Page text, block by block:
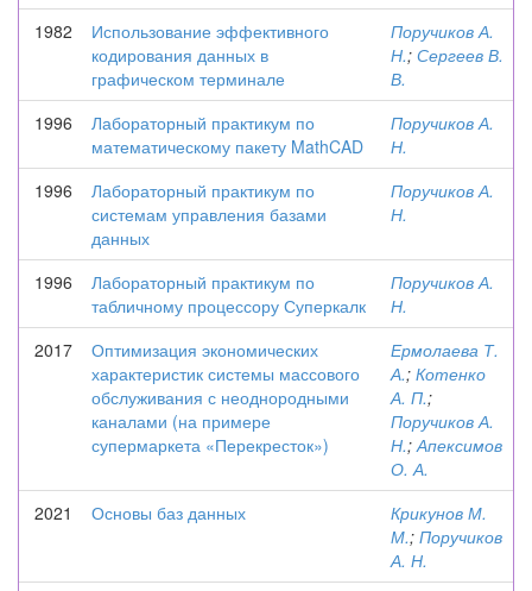
1982
Использование эффективного
кодирования данных в
графическом терминале
Поручиков А.
Н.; Сергеев В.
В.
1996
Лабораторный практикум по
математическому пакету MathCAD
Поручиков А.
Н.
1996
Лабораторный практикум по
системам управления базами
данных
Поручиков А.
Н.
1996
Лабораторный практикум по
табличному процессору Суперкалк
Поручиков А.
Н.
2017
Оптимизация экономических
характеристик системы массового
обслуживания с неоднородными
каналами (на примере
супермаркета «Перекресток»)
Ермолаева Т.
А.; Котенко
А. П.;
Поручиков А.
Н.;Апексимов
О. А.
2021
Основы баз данных
Крикунов М.
М.; Поручиков
А. Н.